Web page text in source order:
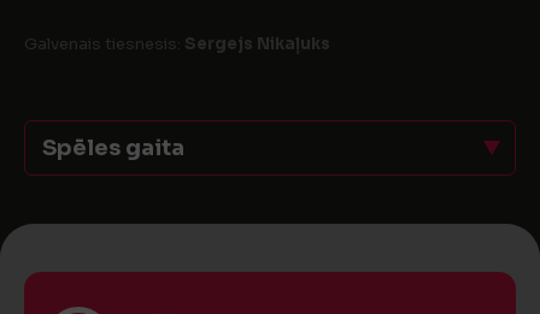
Galvenais tiesnesis: Sergejs Nikaļuks
Spēles gaita